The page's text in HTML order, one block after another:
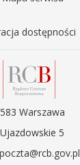
dostępności
Warszawa
5